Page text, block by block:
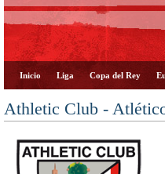
Inicio Liga Copa del Rey
Athletic Club -